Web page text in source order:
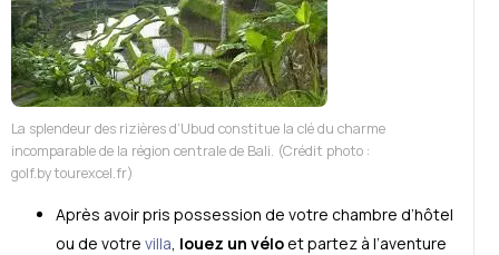
La splendeur des rizières d’Ubud constitue la clé du charme
incomparable de la région centrale de Bali. (Crédit photo :
golf.bytourexcel.fr)
Après avoir pris possession de votre chambre d’hôtel
ou de votre villa louez un véloet partez à l’aventure